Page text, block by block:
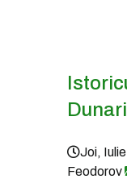
Joi,
Feodorov